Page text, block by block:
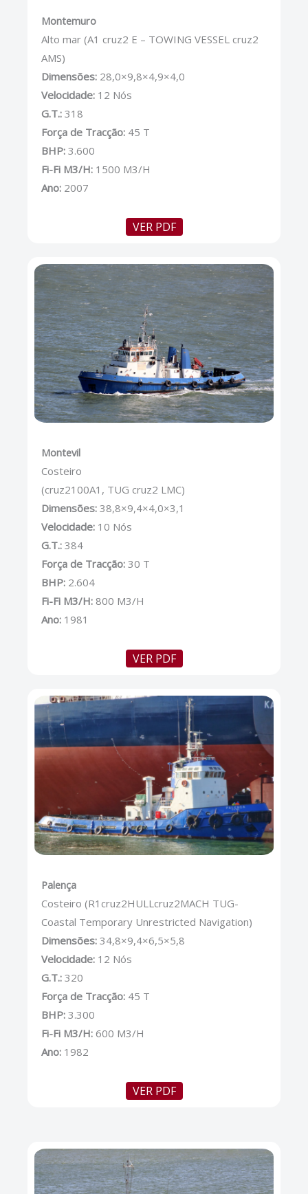
Montemuro
Alto mar (A1 cruz2 E – TOWING VESSEL cruz2
AMS)
Dimensões: 28,0×9,8×4,9×4,0
Velocidade: 12 Nós
G.T.: 318
Força de Tracção: 45 T
BHP: 3.600
Fi-Fi M3/H: 1500 M3/H
Ano: 2007
VER PDF
Montevil
Costeiro
(cruz2100A1, TUG cruz2 LMC)
Dimensões: 38,8×9,4×4,0×3,1
Velocidade: 10 Nós
G.T.: 384
Força de Tracção: 30 T
BHP: 2.604
Fi-Fi M3/H: 800 M3/H
Ano: 1981
VER PDF
Palença
Costeiro (R1cruz2HULLcruz2MACH TUG-
Coastal Temporary Unrestricted Navigation)
Dimensões: 34,8×9,4×6,5×5,8
Velocidade: 12 Nós
G.T.: 320
Força de Tracção: 45 T
BHP: 3.300
Fi-Fi M3/H: 600 M3/H
Ano: 1982
VER PDF